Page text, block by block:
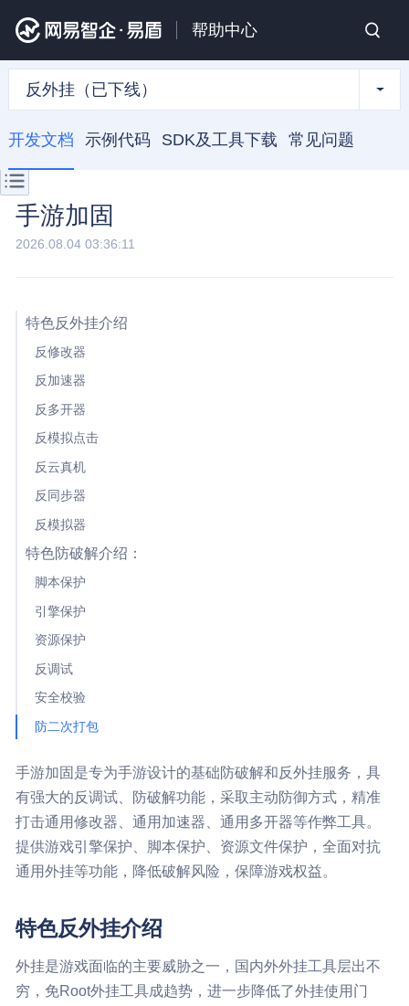
帮助中心
反外挂（已下线）
开发文档 示例代码 SDK及工具下载 常见问题
手游加固
2026.08.04 03:36:11
特色反外挂介绍
反修改器
反加速器
反多开器
反模拟点击
反云真机
反同步器
反模拟器
特色防破解介绍：
脚本保护
引擎保护
资源保护
反调试
安全校验
防二次打包
手游加固是专为手游设计的基础防破解和反外挂服务，具
有强大的反调试、防破解功能，采取主动防御方式，精准
打击通用修改器、通用加速器、通用多开器等作弊工具。
提供游戏引擎保护、脚本保护、资源文件保护，全面对抗
通用外挂等功能，降低破解风险，保障游戏权益。
特色反外挂介绍
外挂是游戏面临的主要威胁之一，国内外外挂工具层出不
穷，免Root外挂工具成趋势，进一步降低了外挂使用门